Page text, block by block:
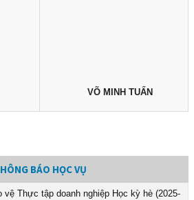
VÕ MINH TUẤN
BÁO HỌC VỤ
vệ Thực tập doanh nghiệp Học kỳ hè (2025-